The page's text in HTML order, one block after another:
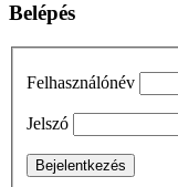
Belépés
Felhasználónév
Jelszó